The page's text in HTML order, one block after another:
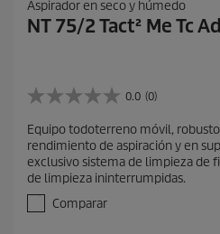
Aspirador en seco y húmedo
NT 75/2 Tact² Me Tc
0.0 (0)
0
0
d
e
5
s
Equipo todoterreno móvil,
rendimiento de aspiración y en
exclusivo sistema de limpieza de
de limpieza ininterrumpidas.
Comparar